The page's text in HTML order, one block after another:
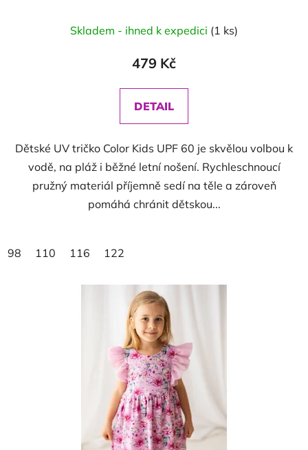
Skladem - ihned k expedici (1 ks)
479 Kč
DETAIL
Dětské UV tričko Color Kids UPF 60 je skvělou volbou k
vodě, na pláž i běžné letní nošení. Rychleschnoucí
pružný materiál příjemně sedí na těle a zároveň
pomáhá chránit dětskou...
98 110 116 122